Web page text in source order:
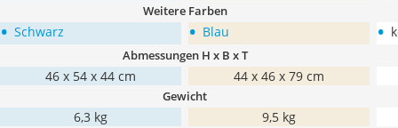
Weitere Farben
• Schwarz • Blau •
Abmessungen H x B x T
46 x 54 x 44 cm ‎44 x 46 x 79 cm
Gewicht
6,3 kg 9,5 kg